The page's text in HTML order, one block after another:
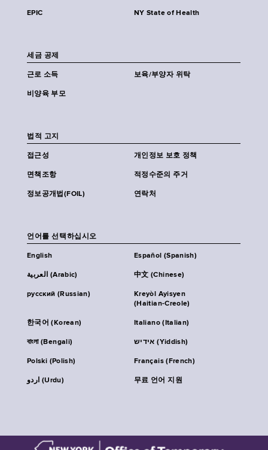
EPIC NY State of Health
세금 공제
근로 소득 보육/부양자 위탁
비양육 부모
법적 고지
접근성 개인정보 보호 정책
면책조항 적정수준의 주거
정보공개법(FOIL) 연락처
언어를 선택하십시오
English Español (Spanish)
العربية (Arabic) 中文 (Chinese)
русский (Russian)
Kreyòl Ayisyen
(Haitian-Creole)
한국어 (Korean) Italiano (Italian)
বাংলা (Bengali) אידיש (Yiddish)
Polski (Polish) Français (French)
اردو (Urdu) 무료 언어 지원